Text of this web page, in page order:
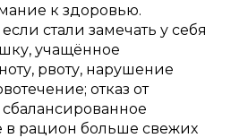
к здоровью.
стали замечать у себя
учащённое
рвоту, нарушение
отказ от
в рацион больше свежих